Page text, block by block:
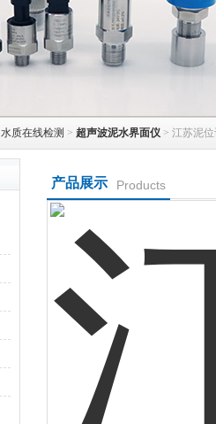
水质在线检测 > 超声波泥水界面仪 > 江苏泥
产品展示 Products